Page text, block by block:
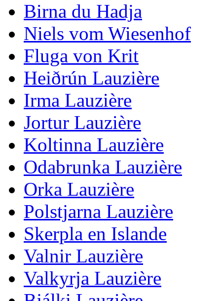
Birna du Hadja
Niels vom Wiesenhof
Fluga von Krit
Heiðrún Lauzière
Irma Lauzière
Jortur Lauzière
Koltinna Lauzière
Odabrunka Lauzière
Orka Lauzière
Polstjarna Lauzière
Skerpla en Islande
Valnir Lauzière
Valkyrja Lauzière